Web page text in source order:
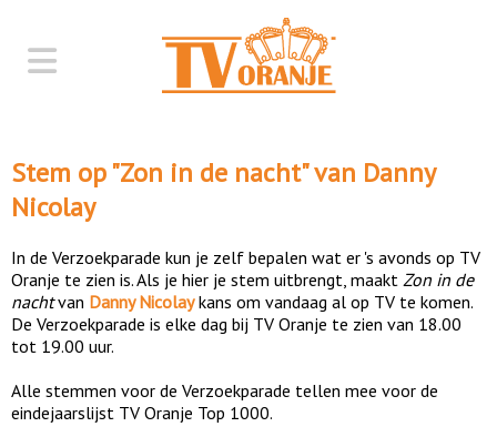
Stem op "Zon in de nacht" van Danny
Nicolay
In de Verzoekparade kun je zelf bepalen wat er 's avonds op TV
Oranje te zien is. Als je hier je stem uitbrengt, maakt Zon in de
nachtvan Danny Nicolaykans om vandaag al op TV te komen.
De Verzoekparade is elke dag bij TV Oranje te zien van 18.00
tot 19.00 uur.
Alle stemmen voor de Verzoekparade tellen mee voor de
eindejaarslijst TV Oranje Top 1000.